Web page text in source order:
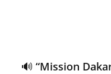
🔊 “Mission